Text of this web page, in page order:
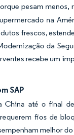
pesam menos,
na
frescos,
da
recebe um
SAP
China até o final
fios de
melhor